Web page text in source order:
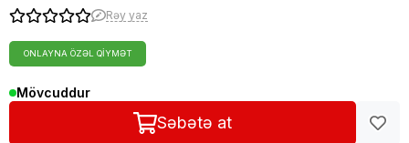
Rəy yaz
ONLAYNA ÖZƏL QIYMƏT
Mövcuddur
Səbətə at